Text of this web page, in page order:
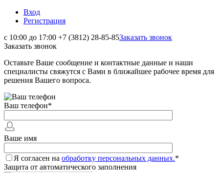
Вход
Регистрация
с 10:00 до 17:00 +7 (3812) 28-85-85Заказать звонок
Заказать звонок
Оставьте Ваше сообщение и контактные данные и наши
специалисты свяжутся с Вами в ближайшее рабочее время для
решения Вашего вопроса.
Ваш телефон*
Ваше имя
Я согласен на обработку персональных данных.*
Защита от автоматического заполнения